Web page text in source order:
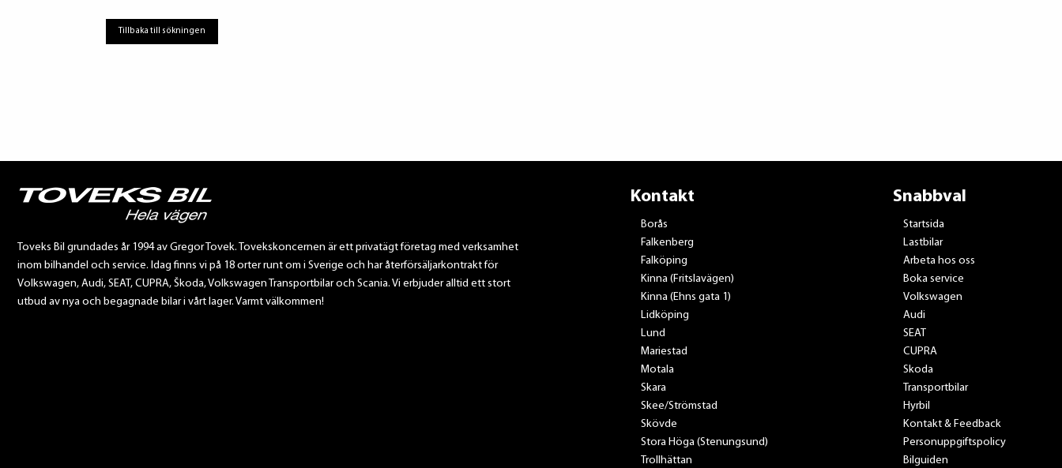
Tillbaka till sökningen
Toveks Bil grundades år 1994 av Gregor Tovek. Tovekskoncernen är ett privatägt företag med verksamhet
inom bilhandel och service. Idag finns vi på 18 orter runt om i Sverige och har återförsäljarkontrakt för
Volkswagen, Audi, SEAT, CUPRA, Škoda, Volkswagen Transportbilar och Scania. Vi erbjuder alltid ett stort
utbud av nya och begagnade bilar i vårt lager. Varmt välkommen!
Kontakt
Borås
Falkenberg
Falköping
Kinna (Fritslavägen)
Kinna (Ehns gata 1)
Lidköping
Lund
Mariestad
Motala
Skara
Skee/Strömstad
Skövde
Stora Höga (Stenungsund)
Trollhättan
Snabbval
Startsida
Lastbilar
Arbeta hos oss
Boka service
Volkswagen
Audi
SEAT
CUPRA
Skoda
Transportbilar
Hyrbil
Kontakt & Feedback
Personuppgiftspolicy
Bilguiden